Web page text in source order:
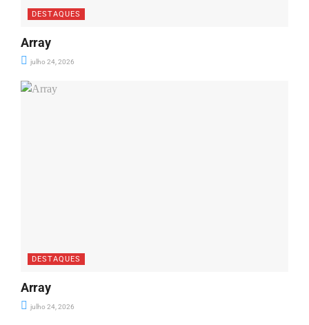
DESTAQUES
Array
julho 24, 2026
DESTAQUES
Array
julho 24, 2026